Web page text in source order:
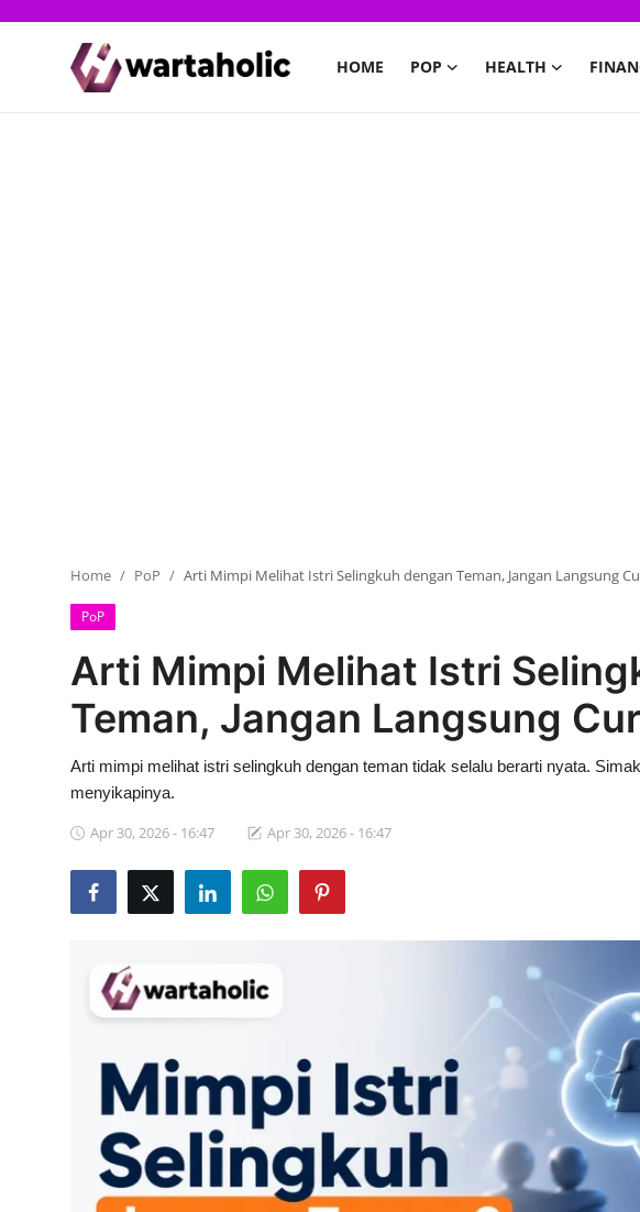
HOME POP HEALTH
Home PoP Arti Mimpi Melihat Istri Selingkuh dengan Teman, Jangan Langsung
PoP
Arti Mimpi Melihat Istri
Teman, Jangan Langsung
Arti mimpi melihat istri selingkuh dengan teman tidak selalu berarti nyata.
menyikapinya.
Apr 30, 2026 - 16:47 Apr 30, 2026 - 16:47